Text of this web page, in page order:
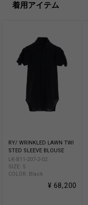
着用アイテム
RY/ WRINKLED LAWN TWI
STED SLEEVE BLOUSE
LK-B11-207-2-02
SIZE: S
COLOR: Black
¥ 68,200